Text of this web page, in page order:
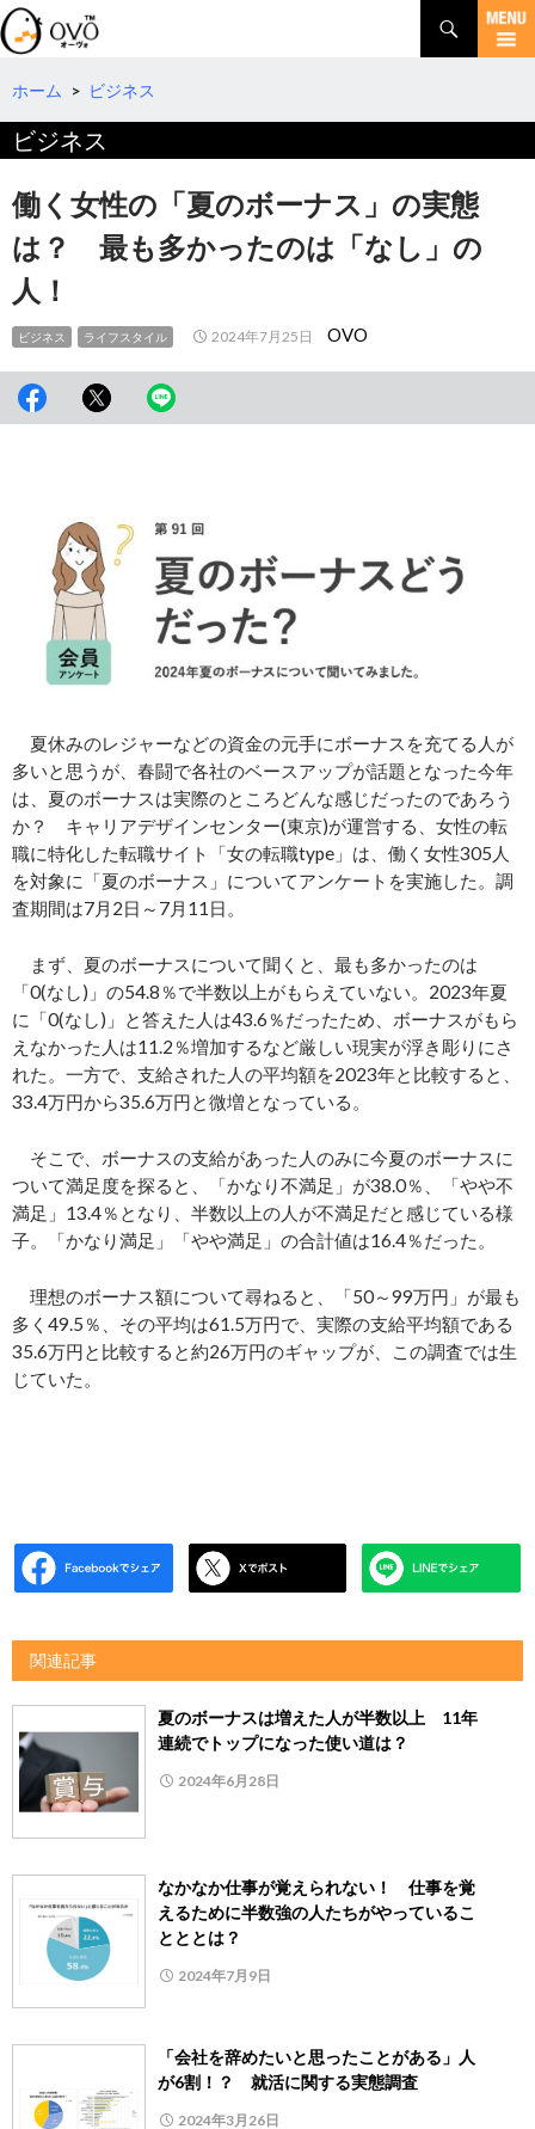
検
索
コ
テ
へ
ホーム > ビジネス
ビジネス
働く女性の「夏のボーナス」の実態
は？ 最も多かったのは「なし」の
人！
ビジネス ライフスタイル 2024年7月25日 OVO
夏休みのレジャーなどの資金の元手にボーナスを充てる人が
多いと思うが、春闘で各社のベースアップが話題となった今年
は、夏のボーナスは実際のところどんな感じだったのであろう
か？ キャリアデザインセンター(東京)が運営する、女性の転
職に特化した転職サイト「女の転職type」は、働く女性305人
を対象に「夏のボーナス」についてアンケートを実施した。調
査期間は7月2日～7月11日。
まず、夏のボーナスについて聞くと、最も多かったのは
「0(なし)」の54.8％で半数以上がもらえていない。2023年夏
に「0(なし)」と答えた人は43.6％だったため、ボーナスがもら
えなかった人は11.2％増加するなど厳しい現実が浮き彫りにさ
れた。一方で、支給された人の平均額を2023年と比較すると、
33.4万円から35.6万円と微増となっている。
そこで、ボーナスの支給があった人のみに今夏のボーナスに
ついて満足度を探ると、「かなり不満足」が38.0％、「やや不
満足」13.4％となり、半数以上の人が不満足だと感じている様
子。「かなり満足」「やや満足」の合計値は16.4％だった。
理想のボーナス額について尋ねると、「50～99万円」が最も
多く49.5％、その平均は61.5万円で、実際の支給平均額である
35.6万円と比較すると約26万円のギャップが、この調査では生
じていた。
関連記事
夏のボーナスは増えた人が半数以上 11年
連続でトップになった使い道は？
2024年6月28日
なかなか仕事が覚えられない！ 仕事を覚
えるために半数強の人たちがやっているこ
とととは？
2024年7月9日
「会社を辞めたいと思ったことがある」人
が6割！？ 就活に関する実態調査
2024年3月26日